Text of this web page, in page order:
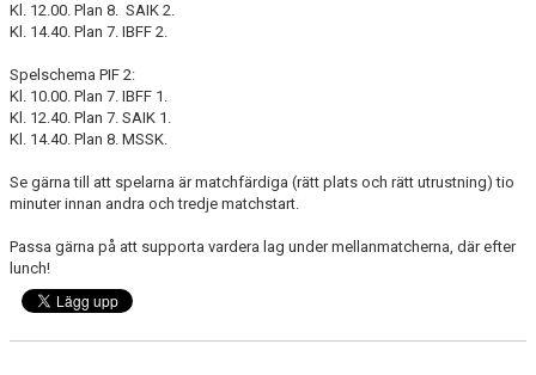
Kl. 12.00. Plan 8. SAIK 2.
Kl. 14.40. Plan 7. IBFF 2.
Spelschema PIF 2:
Kl. 10.00. Plan 7. IBFF 1.
Kl. 12.40. Plan 7. SAIK 1.
Kl. 14.40. Plan 8. MSSK.
Se gärna till att spelarna är matchfärdiga (rätt plats och rätt utrustning) tio
minuter innan andra och tredje matchstart.
Passa gärna på att supporta vardera lag under mellanmatcherna, där efter
lunch!